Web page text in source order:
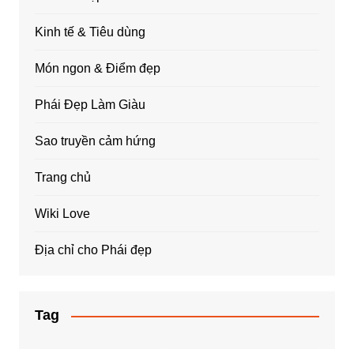
Kinh tế & Tiêu dùng
Món ngon & Điểm đẹp
Phái Đẹp Làm Giàu
Sao truyền cảm hứng
Trang chủ
Wiki Love
Địa chỉ cho Phái đẹp
Tag